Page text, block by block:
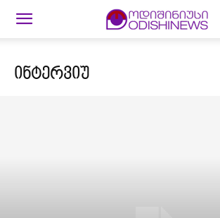
ᲘᲜᲢᲔᲠᲕᲘᲣ